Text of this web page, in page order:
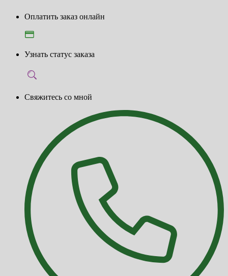
Оплатить заказ онлайн
Узнать статус заказа
Свяжитесь со мной